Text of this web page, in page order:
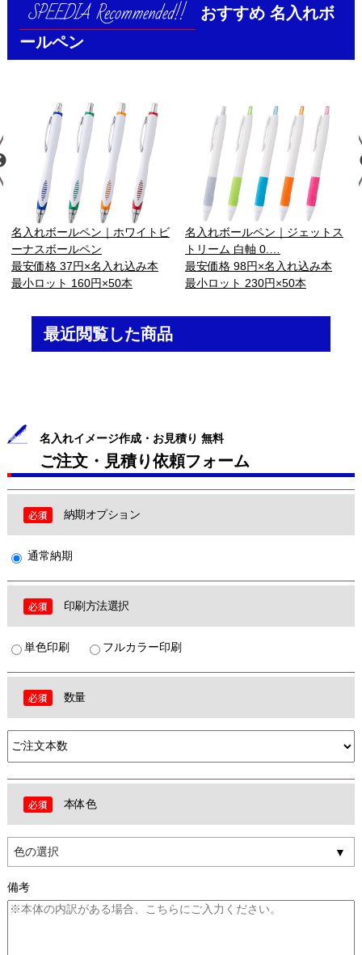
おすすめ 名入れボ
ールペン
名入れボールペン｜ホワイトビ
ーナスボールペン
最安価格 37円×名入れ込み本
最小ロット 160円×50本
名入れボールペン｜ジェットス
トリーム 白軸 0.…
最安価格 98円×名入れ込み本
最小ロット 230円×50本
最近閲覧した商品
名入れイメージ作成・お見積り 無料
ご注文・見積り依頼フォーム
納期オプション
通常納期
印刷方法選択
単色印刷 フルカラー印刷
数量
本体色
色の選択
備考